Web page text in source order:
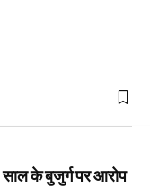
साल के बुजुर्ग पर आरोप